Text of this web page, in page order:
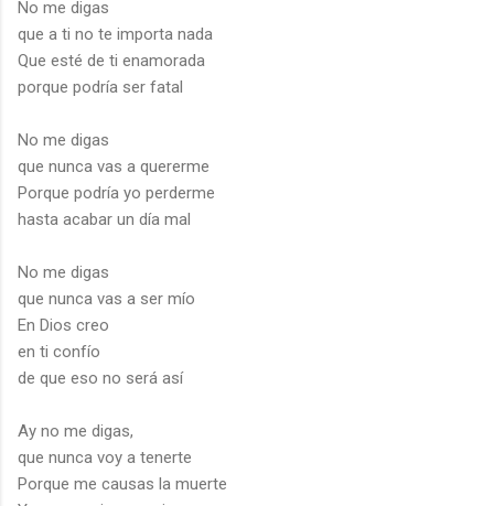
No me digas
que a ti no te importa nada
Que esté de ti enamorada
porque podría ser fatal
No me digas
que nunca vas a quererme
Porque podría yo perderme
hasta acabar un día mal
No me digas
que nunca vas a ser mío
En Dios creo
en ti confío
de que eso no será así
Ay no me digas,
que nunca voy a tenerte
Porque me causas la muerte